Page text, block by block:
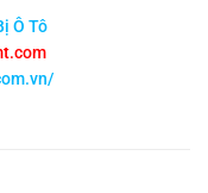
Ô Tô